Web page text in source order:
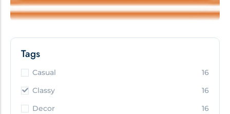
Tags
Casual
16
Classy
16
Decor
16